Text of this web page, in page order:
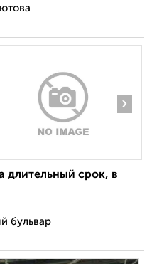
›
длительный срок, в
бульвар